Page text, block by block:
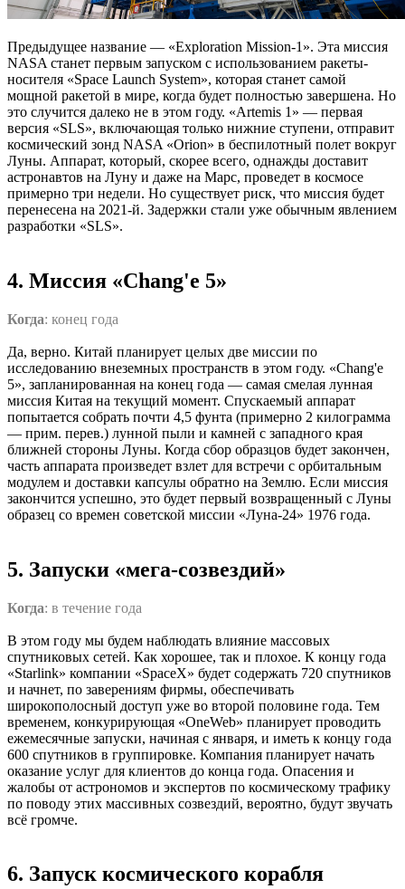
Предыдущее название — «Exploration Mission-1». Эта миссия
NASA станет первым запуском с использованием ракеты-
носителя «Space Launch System», которая станет самой
мощной ракетой в мире, когда будет полностью завершена. Но
это случится далеко не в этом году. «Artemis 1» — первая
версия «SLS», включающая только нижние ступени, отправит
космический зонд NASA «Orion» в беспилотный полет вокруг
Луны. Аппарат, который, скорее всего, однажды доставит
астронавтов на Луну и даже на Марс, проведет в космосе
примерно три недели. Но существует риск, что миссия будет
перенесена на 2021-й. Задержки стали уже обычным явлением
разработки «SLS».
4. Миссия «Chang'e 5»
Когда: конец года
Да, верно. Китай планирует целых две миссии по
исследованию внеземных пространств в этом году. «Chang'e
5», запланированная на конец года — самая смелая лунная
миссия Китая на текущий момент. Спускаемый аппарат
попытается собрать почти 4,5 фунта (примерно 2 килограмма
— прим. перев.) лунной пыли и камней с западного края
ближней стороны Луны. Когда сбор образцов будет закончен,
часть аппарата произведет взлет для встречи с орбитальным
модулем и доставки капсулы обратно на Землю. Если миссия
закончится успешно, это будет первый возвращенный с Луны
образец со времен советской миссии «Луна-24» 1976 года.
5. Запуски «мега-созвездий»
Когда: в течение года
В этом году мы будем наблюдать влияние массовых
спутниковых сетей. Как хорошее, так и плохое. К концу года
«Starlink» компании «SpaceX» будет содержать 720 спутников
и начнет, по заверениям фирмы, обеспечивать
широкополосный доступ уже во второй половине года. Тем
временем, конкурирующая «OneWeb» планирует проводить
ежемесячные запуски, начиная с января, и иметь к концу года
600 спутников в группировке. Компания планирует начать
оказание услуг для клиентов до конца года. Опасения и
жалобы от астрономов и экспертов по космическому трафику
по поводу этих массивных созвездий, вероятно, будут звучать
всё громче.
6. Запуск космического корабля